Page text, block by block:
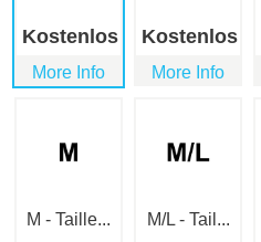
Kostenlos
More Info
Kostenlos
More Info
M - Taille... M/L - Tail...